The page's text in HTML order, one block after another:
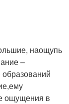
наощупь
–
ощущения в